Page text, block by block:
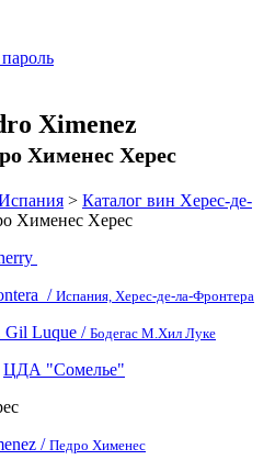
Ximenez
Хименес Херес
> Каталог вин Херес-де-
Хименес Херес
/ Испания, Херес-де-ла-Фронтера
Gil Luque / Бодегас М.Хил Луке
ЦДА "Сомелье"
/ Педро Хименес